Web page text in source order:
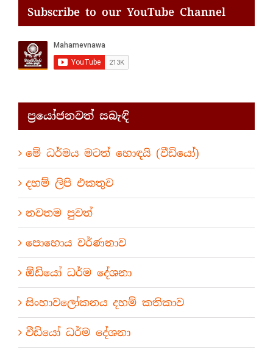
Subscribe to our YouTube Channel
ප්‍රයෝජනවත් සබැඳි
මේ ධර්මය මටත් හොඳයි (වීඩියෝ)
දහම් ලිපි එකතුව
නවතම පුවත්
පොහොය වර්ණනාව
ඕඩියෝ ධර්ම දේශනා
සිංහාවලෝකනය දහම් කතිකාව
වීඩියෝ ධර්ම දේශනා